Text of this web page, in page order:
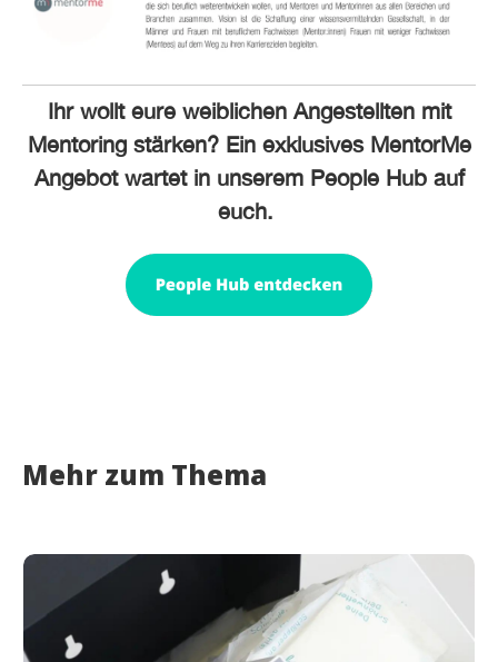
Ihr wollt eure weiblichen Angestellten mit
Mentoring stärken? Ein exklusives MentorMe
Angebot wartet in unserem People Hub auf
euch.
Mehr zum Thema